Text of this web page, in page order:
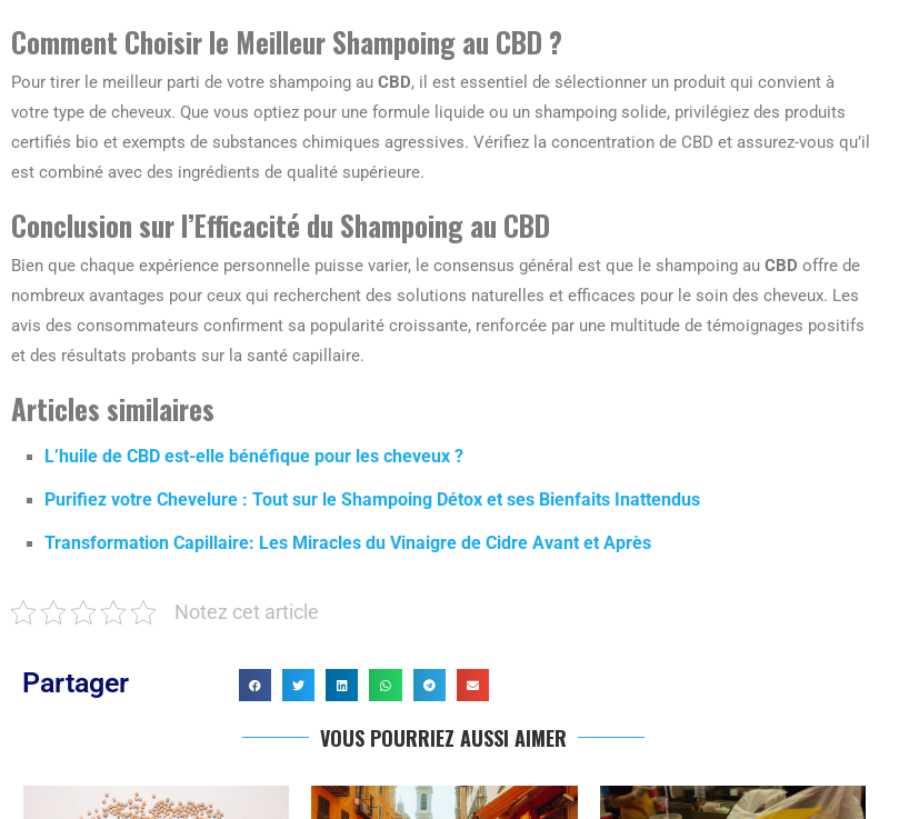
Comment Choisir le Meilleur Shampoing au CBD ?
Pour tirer le meilleur parti de votre shampoing au CBD, il est essentiel de sélectionner un produit qui convient à
votre type de cheveux. Que vous optiez pour une formule liquide ou un shampoing solide, privilégiez des produits
certifiés bio et exempts de substances chimiques agressives. Vérifiez la concentration de CBD et assurez-vous qu’il
est combiné avec des ingrédients de qualité supérieure.
Conclusion sur l’Efficacité du Shampoing au CBD
Bien que chaque expérience personnelle puisse varier, le consensus général est que le shampoing au CBD offre de
nombreux avantages pour ceux qui recherchent des solutions naturelles et efficaces pour le soin des cheveux. Les
avis des consommateurs confirment sa popularité croissante, renforcée par une multitude de témoignages positifs
et des résultats probants sur la santé capillaire.
Articles similaires
L’huile de CBD est-elle bénéfique pour les cheveux ?
Purifiez votre Chevelure : Tout sur le Shampoing Détox et ses Bienfaits Inattendus
Transformation Capillaire: Les Miracles du Vinaigre de Cidre Avant et Après
Notez cet article
Partager
VOUS POURRIEZ AUSSI AIMER